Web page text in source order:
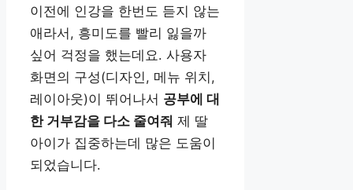
이전에 인강을 한번도 듣지 않는
애라서, 흥미도를 빨리 잃을까
싶어 걱정을 했는데요. 사용자
화면의 구성(디자인, 메뉴 위치,
레이아웃)이 뛰어나서 공부에 대
한 거부감을 다소 줄여줘 제 딸
아이가 집중하는데 많은 도움이
되었습니다.